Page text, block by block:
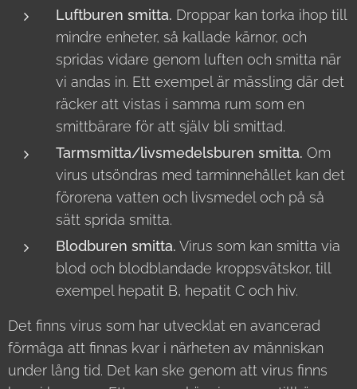
Luftburen smitta. Droppar kan torka ihop till
mindre enheter, så kallade kärnor, och
spridas vidare genom luften och smitta när
vi andas in. Ett exempel är mässling där det
räcker att vistas i samma rum som en
smittbärare för att själv bli smittad.
Tarmsmitta/livsmedelsburen smitta. Om
virus utsöndras med tarminnehållet kan det
förorena vatten och livsmedel och på så
sätt sprida smitta.
Blodburen smitta. Virus som kan smitta via
blod och blodblandade kroppsvätskor, till
exempel hepatit B, hepatit C och hiv.
Det finns virus som har utvecklat en avancerad
förmåga att finnas kvar i närheten av människan
under lång tid. Det kan ske genom att virus finns